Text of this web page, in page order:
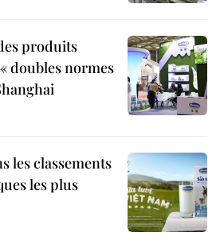
produits
doubles normes
les classements
les plus